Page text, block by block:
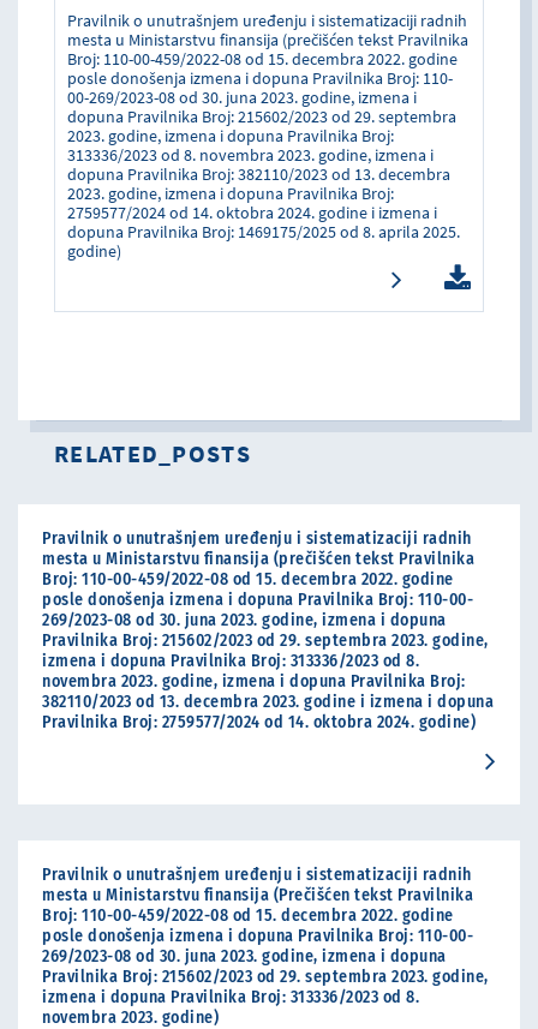
Pravilnik o unutrašnjem uređenju i sistematizaciji radnih
mesta u Ministarstvu finansija (prečišćen tekst Pravilnika
Broj: 110-00-459/2022-08 od 15. decembra 2022. godine
posle donošenja izmena i dopuna Pravilnika Broj: 110-
00-269/2023-08 od 30. juna 2023. godine, izmena i
dopuna Pravilnika Broj: 215602/2023 od 29. septembra
2023. godine, izmena i dopuna Pravilnika Broj:
313336/2023 od 8. novembra 2023. godine, izmena i
dopuna Pravilnika Broj: 382110/2023 od 13. decembra
2023. godine, izmena i dopuna Pravilnika Broj:
2759577/2024 od 14. oktobra 2024. godine i izmena i
dopuna Pravilnika Broj: 1469175/2025 od 8. aprila 2025.
godine)
RELATED_POSTS
Pravilnik o unutrašnjem uređenju i sistematizaciji radnih
mesta u Ministarstvu finansija (prečišćen tekst Pravilnika
Broj: 110-00-459/2022-08 od 15. decembra 2022. godine
posle donošenja izmena i dopuna Pravilnika Broj: 110-00-
269/2023-08 od 30. juna 2023. godine, izmena i dopuna
Pravilnika Broj: 215602/2023 od 29. septembra 2023. godine,
izmena i dopuna Pravilnika Broj: 313336/2023 od 8.
novembra 2023. godine, izmena i dopuna Pravilnika Broj:
382110/2023 od 13. decembra 2023. godine i izmena i dopuna
Pravilnika Broj: 2759577/2024 od 14. oktobra 2024. godine)
Pravilnik o unutrašnjem uređenju i sistematizaciji radnih
mesta u Ministarstvu finansija (Prečišćen tekst Pravilnika
Broj: 110-00-459/2022-08 od 15. decembra 2022. godine
posle donošenja izmena i dopuna Pravilnika Broj: 110-00-
269/2023-08 od 30. juna 2023. godine, izmena i dopuna
Pravilnika Broj: 215602/2023 od 29. septembra 2023. godine,
izmena i dopuna Pravilnika Broj: 313336/2023 od 8.
novembra 2023. godine)